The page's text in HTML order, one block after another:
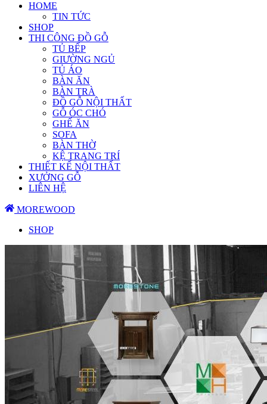
HOME
TIN TỨC
SHOP
THI CÔNG ĐỒ GỖ
TỦ BẾP
GIƯỜNG NGỦ
TỦ ÁO
BÀN ĂN
BÀN TRÀ
ĐỒ GỖ NỘI THẤT
GỖ ÓC CHÓ
GHẾ ĂN
SOFA
BÀN THỜ
KỆ TRANG TRÍ
THIẾT KẾ NỘI THẤT
XƯỞNG GỖ
LIÊN HỆ
MOREWOOD
SHOP